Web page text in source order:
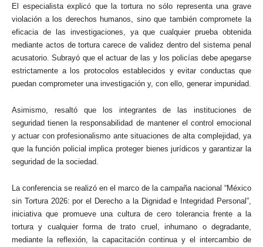
El especialista explicó que la tortura no sólo representa una grave
violación a los derechos humanos, sino que también compromete la
eficacia de las investigaciones, ya que cualquier prueba obtenida
mediante actos de tortura carece de validez dentro del sistema penal
acusatorio. Subrayó que el actuar de las y los policías debe apegarse
estrictamente a los protocolos establecidos y evitar conductas que
puedan comprometer una investigación y, con ello, generar impunidad.
Asimismo, resaltó que los integrantes de las instituciones de
seguridad tienen la responsabilidad de mantener el control emocional
y actuar con profesionalismo ante situaciones de alta complejidad, ya
que la función policial implica proteger bienes jurídicos y garantizar la
seguridad de la sociedad.
La conferencia se realizó en el marco de la campaña nacional “México
sin Tortura 2026: por el Derecho a la Dignidad e Integridad Personal”,
iniciativa que promueve una cultura de cero tolerancia frente a la
tortura y cualquier forma de trato cruel, inhumano o degradante,
mediante la reflexión, la capacitación continua y el intercambio de